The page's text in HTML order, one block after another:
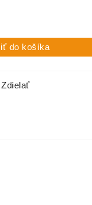
Zdielať